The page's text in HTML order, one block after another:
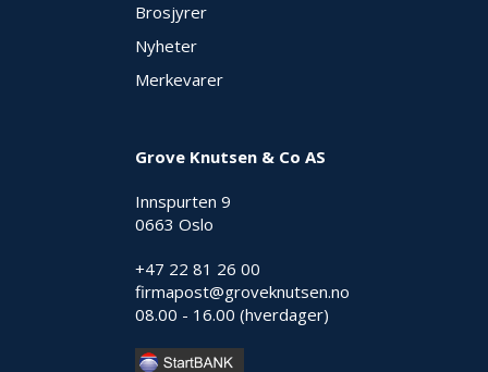
Brosjyrer
Nyheter
Merkevarer
Grove Knutsen & Co AS
Innspurten 9
0663 Oslo
+47 22 81 26 00
firmapost@groveknutsen.no
08.00 - 16.00 (hverdager)